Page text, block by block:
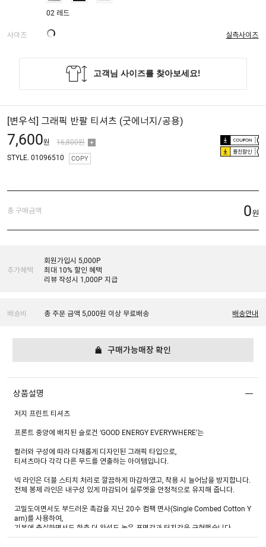
02 레드
사이즈 실측사이즈
[변우석] 그래픽 반팔 티셔츠 (굿에너지/공용)
7,600원 16,800원
플친할인
STYLE. 01096510 COPY
총 구매금액 0원
추가혜택
회원가입시 5,000P
최대 10% 할인 혜택
리뷰 작성시 1,000P 지급
배송비 총 주문 금액 5,000원 이상 무료배송 배송안내
구매가능매장 확인
상품설명
저지 프린트 티셔츠
프론트 중앙에 배치된 슬로건 ‘GOOD ENERGY EVERYWHERE’는
컬러와 구성에 따라 다채롭게 디자인된 그래픽 타입으로,
티셔츠마다 각각 다른 무드를 연출하는 아이템입니다.
넥 라인은 더블 스티치 처리로 깔끔하게 마감하였고, 착용 시 늘어남을 방지합니다.
전체 봉제 라인은 내구성 있게 마감되어 실루엣을 안정적으로 유지해 줍니다.
고밀도이면서도 부드러운 촉감을 지닌 20수 컴팩 면사(Single Combed Cotton Y
arn)를 사용하여,
기본에 충실하면서도 한층 더 완성도 높은 표면감과 터치감을 구현했습니다.
SK 저지(Single Knit Jersey) 조직으로 제작되어 적당한 탄력과 안정적인 구조감